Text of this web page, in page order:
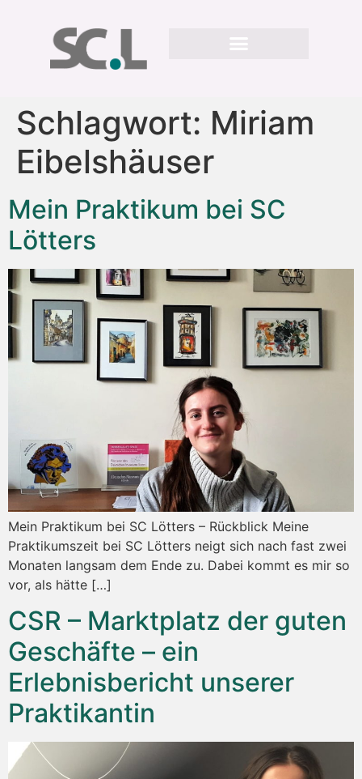
Schlagwort: Miriam
Eibelshäuser
Mein Praktikum bei SC
Lötters
Mein Praktikum bei SC Lötters – Rückblick Meine
Praktikumszeit bei SC Lötters neigt sich nach fast zwei
Monaten langsam dem Ende zu. Dabei kommt es mir so
vor, als hätte […]
CSR – Marktplatz der guten
Geschäfte – ein
Erlebnisbericht unserer
Praktikantin